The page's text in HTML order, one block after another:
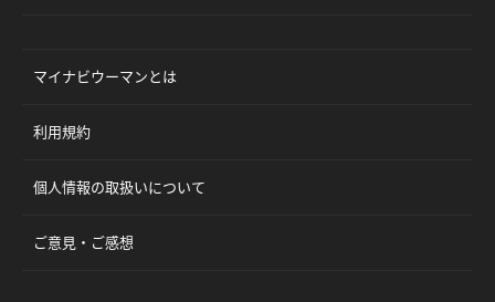
マイナビウーマンとは
利用規約
個人情報の取扱いについて
ご意見・ご感想